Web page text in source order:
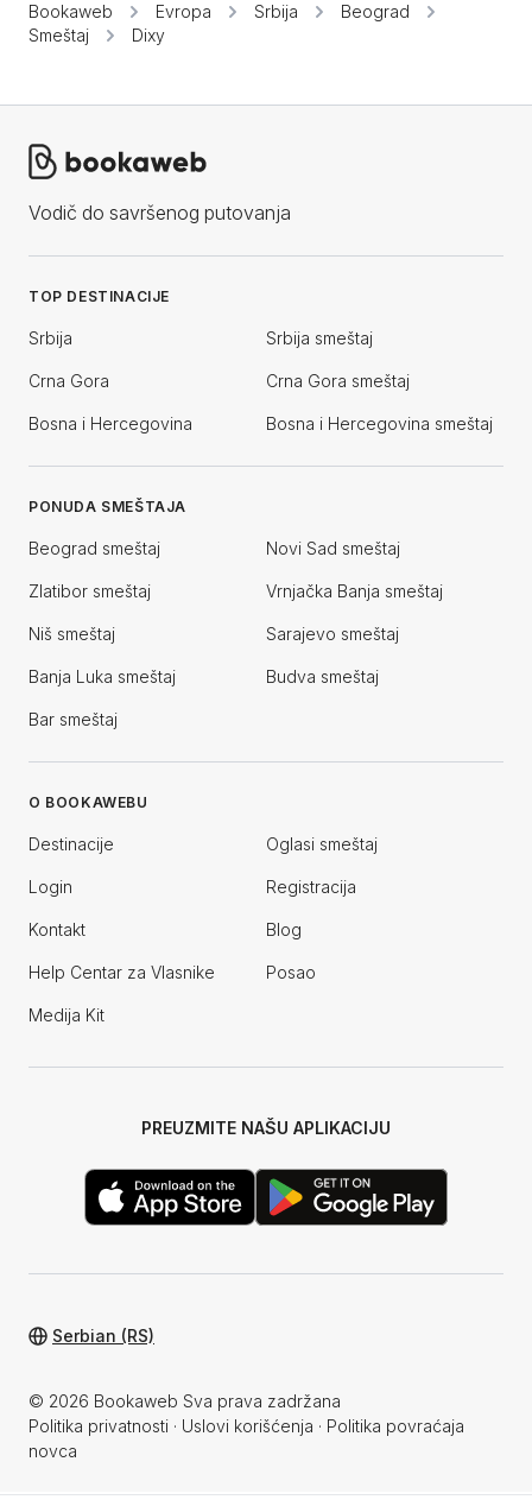
Bookaweb Evropa Srbija
Beograd
Smeštaj
Dixy
Vodič do savršenog putovanja
TOP DESTINACIJE
Srbija Srbija smeštaj
Crna Gora Crna Gora smeštaj
Bosna i Hercegovina Bosna i Hercegovina smeštaj
PONUDA SMEŠTAJA
Beograd smeštaj Novi Sad smeštaj
Zlatibor smeštaj Vrnjačka Banja smeštaj
Niš smeštaj Sarajevo smeštaj
Banja Luka smeštaj Budva smeštaj
Bar smeštaj
O BOOKAWEBU
Destinacije Oglasi smeštaj
Login Registracija
Kontakt Blog
Help Centar za Vlasnike Posao
Medija Kit
PREUZMITE NAŠU APLIKACIJU
© 2026 Bookaweb Sva prava zadržana
Politika privatnosti · Uslovi korišćenja · Politika povraćaja
novca
Serbian (RS)